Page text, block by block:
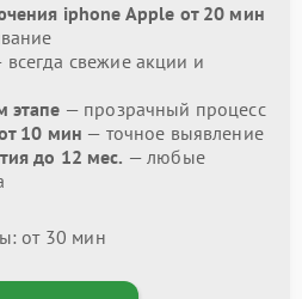
iphone Apple от 20 мин
всегда свежие акции и
этапе — прозрачный процесс
10 мин — точное выявление
до 12 мес. — любые
от 30 мин